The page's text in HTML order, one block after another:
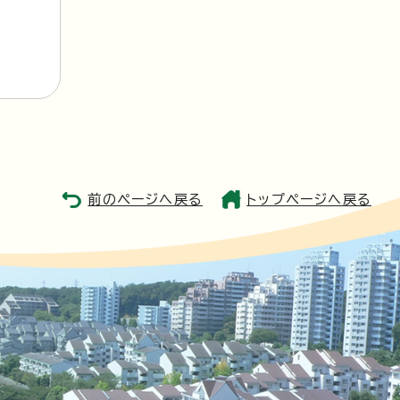
前のページへ戻る トップページへ戻る